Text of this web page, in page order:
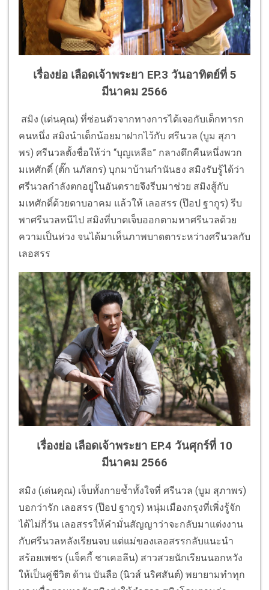
เรื่องย่อ เลือดเจ้าพระยา EP.3 วันอาทิตย์ที่ 5
มีนาคม 2566
สมิง (เด่นคุณ) ที่ซ่อนตัวจากทางการได้เจอกับเด็กทารก
คนหนึ่ง สมิงนำเด็กน้อยมาฝากไว้กับ ศรีนวล (บูม สุภา
พร) ศรีนวลตั้งชื่อให้ว่า “บุญเหลือ” กลางดึกคืนหนึ่งพวก
มเหศักดิ์ (ตั๊ก นภัสกร) บุกมาบ้านกำนันธง สมิงรับรู้ได้ว่า
ศรีนวลกำลังตกอยู่ในอันตรายจึงรีบมาช่วย สมิงสู้กับ
มเหศักดิ์ด้วยดาบอาคม แล้วให้ เลอสรร (ป๊อป ฐากูร) รีบ
พาศรีนวลหนีไป สมิงที่บาดเจ็บออกตามหาศรีนวลด้วย
ความเป็นห่วง จนได้มาเห็นภาพบาดตาระหว่างศรีนวลกับ
เลอสรร
เรื่องย่อ เลือดเจ้าพระยา EP.4 วันศุกร์ที่ 10
มีนาคม 2566
สมิง (เด่นคุณ) เจ็บทั้งกายช้ำทั้งใจที่ ศรีนวล (บูม สุภาพร)
บอกว่ารัก เลอสรร (ป๊อป ฐากูร) หนุ่มเมืองกรุงที่เพิ่งรู้จัก
ได้ไม่กี่วัน เลอสรรให้คำมั่นสัญญาว่าจะกลับมาแต่งงาน
กับศรีนวลหลังเรียนจบ แต่แม่ของเลอสรรกลับแนะนำ
สร้อยเพชร (แจ็คกี้ ชาเคอลีน) สาวสวยนักเรียนนอกหวัง
ให้เป็นคู่ชีวิต ด้าน บันลือ (นิวส์ นริศสันต์) พยายามทำทุก